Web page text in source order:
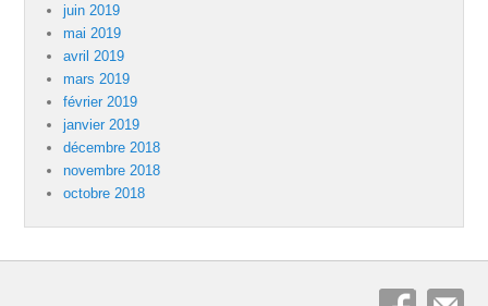
juin 2019
mai 2019
avril 2019
mars 2019
février 2019
janvier 2019
décembre 2018
novembre 2018
octobre 2018